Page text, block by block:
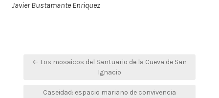
Javier Bustamante Enriquez
Navegación
← Los mosaicos del Santuario de la Cueva de San
Ignacio
Caseidad: espacio mariano de convivencia